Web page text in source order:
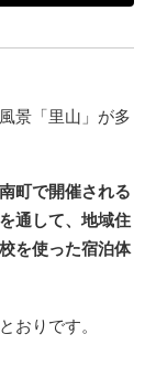
景「里山」が多
町で開催される
通して、地域住
を使った宿泊体
おりです。